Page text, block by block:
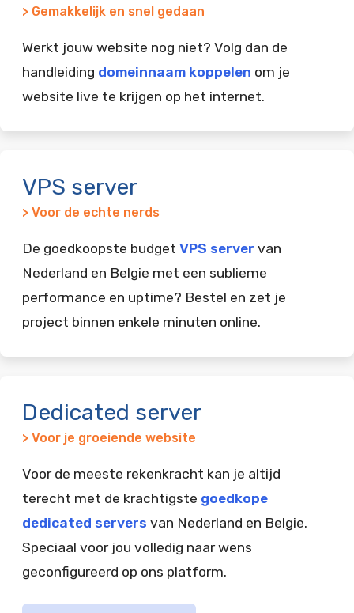
> Gemakkelijk en snel gedaan
Werkt jouw website nog niet? Volg dan de
handleiding domeinnaam koppelen om je
website live te krijgen op het internet.
VPS server
> Voor de echte nerds
De goedkoopste budget VPS server van
Nederland en Belgie met een sublieme
performance en uptime? Bestel en zet je
project binnen enkele minuten online.
Dedicated server
> Voor je groeiende website
Voor de meeste rekenkracht kan je altijd
terecht met de krachtigste goedkope
dedicated servers van Nederland en Belgie.
Speciaal voor jou volledig naar wens
geconfigureerd op ons platform.